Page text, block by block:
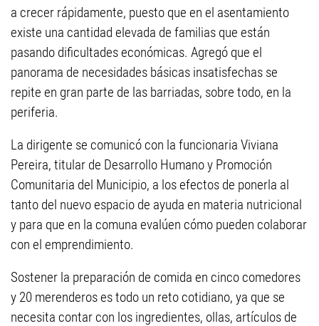
a crecer rápidamente, puesto que en el asentamiento
existe una cantidad elevada de familias que están
pasando dificultades económicas. Agregó que el
panorama de necesidades básicas insatisfechas se
repite en gran parte de las barriadas, sobre todo, en la
periferia.
La dirigente se comunicó con la funcionaria Viviana
Pereira, titular de Desarrollo Humano y Promoción
Comunitaria del Municipio, a los efectos de ponerla al
tanto del nuevo espacio de ayuda en materia nutricional
y para que en la comuna evalúen cómo pueden colaborar
con el emprendimiento.
Sostener la preparación de comida en cinco comedores
y 20 merenderos es todo un reto cotidiano, ya que se
necesita contar con los ingredientes, ollas, artículos de